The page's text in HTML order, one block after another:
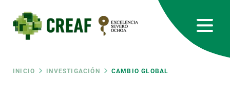
contenido
principal
Ruta
INICIO INVESTIGACIÓN CAMBIO GLOBAL
RRSS